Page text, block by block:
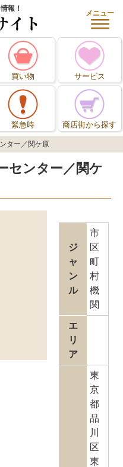
報！
メニュー
買い物 サービス
緊急時 商店街から探す
ター／関ケ原
センター／関ケ
ジ
ャ
ン
ル
市
区
町
村
機
関
エ
リ
ア
東
京
都
品
川
区
東